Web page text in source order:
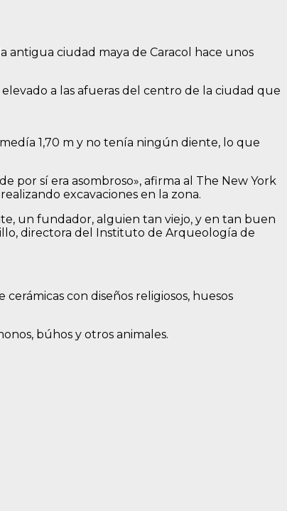
antigua ciudad maya de Caracol hace unos
a las afueras del centro de la ciudad que
1,70 m y no tenía ningún diente, lo que
por sí era asombroso», afirma al The New York
excavaciones en la zona.
un fundador, alguien tan viejo, y en tan buen
directora del Instituto de Arqueología de
con diseños religiosos, huesos
búhos y otros animales.